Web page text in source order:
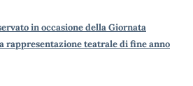
in occasione della Giornata
rappresentazione teatrale di fine anno